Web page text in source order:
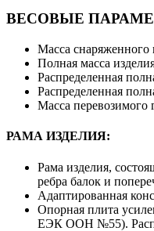
ВЕСОВЫЕ
Масса снаряженного
Полная масса
Распределенная
Распределенная
Масса перевозимого
РАМА ИЗДЕЛИЯ:
Рама изделия,
ребра балок и
Адаптированная
Опорная плита
ЕЭК ООН №55).